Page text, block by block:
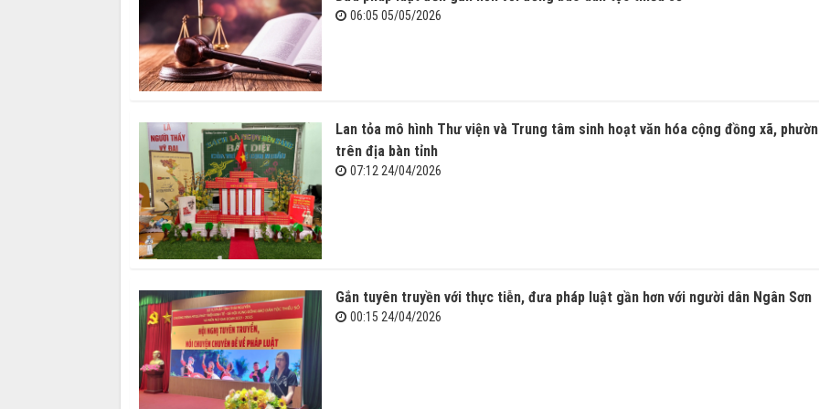
06:05 05/05/2026
Lan tỏa mô hình Thư viện và Trung tâm sinh hoạt văn hóa cộng đồng xã,
trên địa bàn tỉnh
07:12 24/04/2026
Gắn tuyên truyền với thực tiễn, đưa pháp luật gần hơn với người dân Ngân Sơn
00:15 24/04/2026